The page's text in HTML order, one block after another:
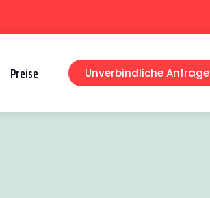
Preise Unverbindliche Anfrage